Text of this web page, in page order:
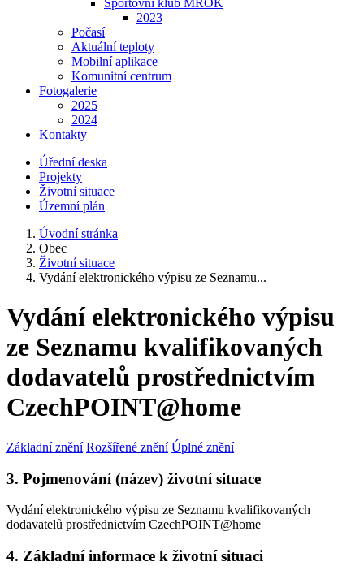
Sportovní klub MROK
2023
Počasí
Aktuální teploty
Mobilní aplikace
Komunitní centrum
Fotogalerie
2025
2024
Kontakty
Úřední deska
Projekty
Životní situace
Územní plán
Úvodní stránka
Obec
Životní situace
Vydání elektronického výpisu ze Seznamu...
Vydání elektronického výpisu
ze Seznamu kvalifikovaných
dodavatelů prostřednictvím
CzechPOINT@home
Základní znění Rozšířené znění Úplné znění
3. Pojmenování (název) životní situace
Vydání elektronického výpisu ze Seznamu kvalifikovaných
dodavatelů prostřednictvím CzechPOINT@home
4. Základní informace k životní situaci